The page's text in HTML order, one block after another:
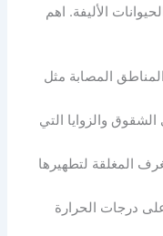
الأليفة. اهم
المصابة مثل
والزوايا التي
المغلقة لتطهيرها
درجات الحرارة